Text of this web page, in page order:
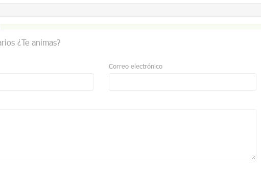
¿Te animas?
Correo electrónico